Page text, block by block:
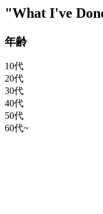
"What I've
年齢
10代
20代
30代
40代
50代
60代~